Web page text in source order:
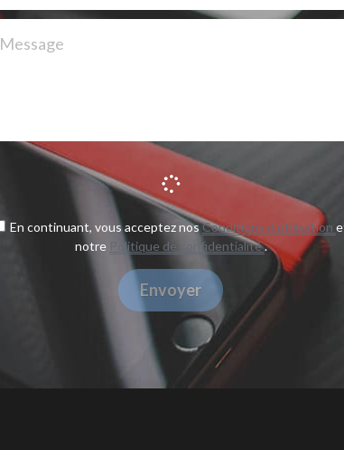
Message
En continuant, vous acceptez nosConditions d'utilisation
notre
Politique de confidentialité.
Envoyer